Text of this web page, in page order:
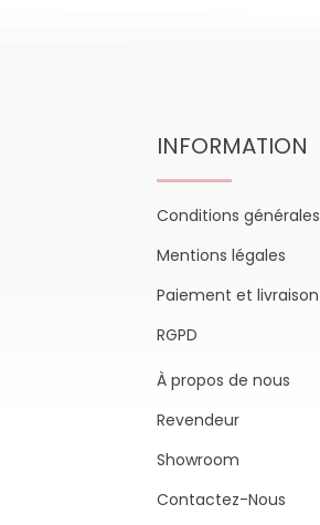
INFORMATION
Conditions générales
Mentions légales
Paiement et livraison
RGPD
À propos de nous
Revendeur
Showroom
Contactez-Nous